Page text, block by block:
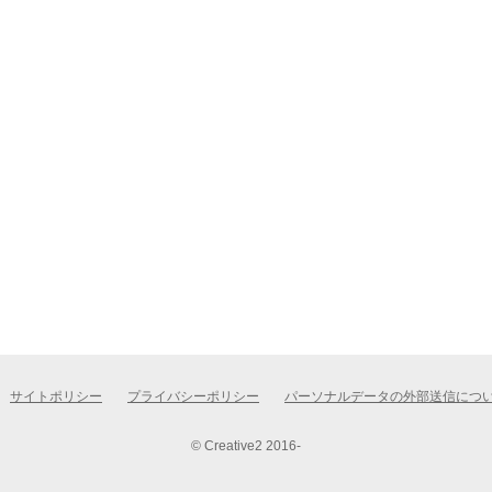
サイトポリシー プライバシーポリシー パーソナルデータの外部送信につ
© Creative2 2016-